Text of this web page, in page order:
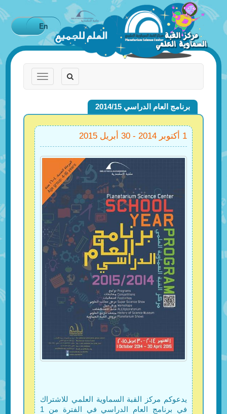
En
Toggle
navigation
Toggle
navigation
برنامج العام الدراسي 2014/15
1 أكتوبر 2014 - 30 أبريل 2015
يدعوكم مركز القبة السماوية العلمي للاشتراك
في برنامج العام الدراسي في الفترة من 1